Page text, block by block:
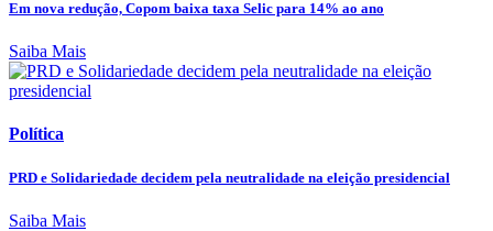
Em nova redução, Copom baixa taxa Selic para 14% ao ano
Saiba Mais
Política
PRD e Solidariedade decidem pela neutralidade na eleição presidencial
Saiba Mais